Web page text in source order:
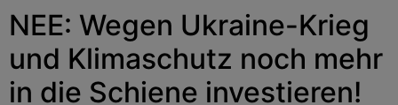
NEE: Wegen Ukraine-Krieg
und Klimaschutz noch mehr
in die Schiene investieren!